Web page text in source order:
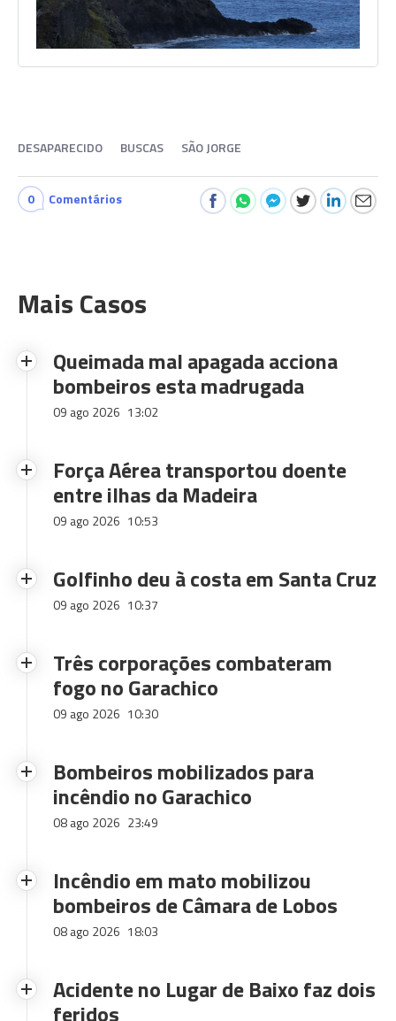
DESAPARECIDO BUSCAS SÃO JORGE
0 Comentários
Mais Casos
Queimada mal apagada acciona
bombeiros esta madrugada
09 ago 2026 13:02
Força Aérea transportou doente
entre ilhas da Madeira
09 ago 2026 10:53
Golfinho deu à costa em Santa Cruz
09 ago 2026 10:37
Três corporações combateram
fogo no Garachico
09 ago 2026 10:30
Bombeiros mobilizados para
incêndio no Garachico
08 ago 2026 23:49
Incêndio em mato mobilizou
bombeiros de Câmara de Lobos
08 ago 2026 18:03
Acidente no Lugar de Baixo faz dois
feridos